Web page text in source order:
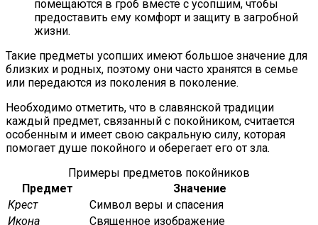
помещаются в гроб вместе с усопшим, чтобы
предоставить ему комфорт и защиту в загробной
жизни.
Такие предметы усопших имеют большое значение для
близких и родных, поэтому они часто хранятся в семье
или передаются из поколения в поколение.
Необходимо отметить, что в славянской традиции
каждый предмет, связанный с покойником, считается
особенным и имеет свою сакральную силу, которая
помогает душе покойного и оберегает его от зла.
Примеры предметов покойников
Предмет
Значение
Крест
Символ веры и спасения
Икона
Священное изображение